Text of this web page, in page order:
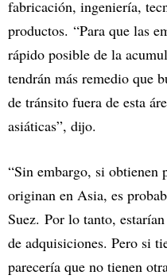
fabricación, ingeniería,
productos. “Para que las
rápido posible de la
tendrán más remedio que
de tránsito fuera de esta
asiáticas”, dijo.
“Sin embargo, si obtienen
originan en Asia, es
Suez. Por lo tanto,
de adquisiciones. Pero si
parecería que no tienen